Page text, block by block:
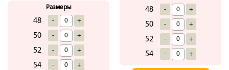
Размеры
48 - +
50 - +
52 - +
54 - +
48 - +
50 - +
52 - +
54 - +